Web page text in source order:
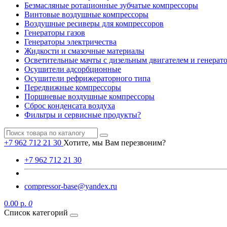
Безмасляные ротационные зубчатые компрессоры
Винтовые воздушные компрессоры
Воздушные ресиверы для компрессоров
Генераторы газов
Генераторы электричества
Жидкости и смазочные материалы
Осветительные мачты с дизельным двигателем и
Осушители адсорбционные
Осушители рефрижераторного типа
Передвижные компрессоры
Поршневые воздушные компрессоры
Сброс конденсата воздуха
Фильтры и сервисные продукты?
+7 962 712 21 30 Хотите, мы Вам перезвоним?
+7 962 712 21 30
compressor-base@yandex.ru
0.00 р. 0
Список категорий